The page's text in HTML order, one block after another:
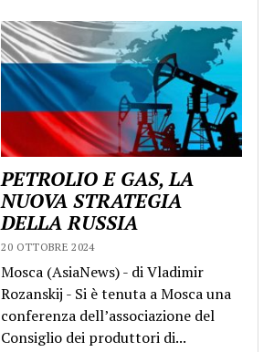
PETROLIO E GAS, LA
NUOVA STRATEGIA
DELLA RUSSIA
20 OTTOBRE 2024
Mosca (AsiaNews) - di Vladimir
Rozanskij - Si è tenuta a Mosca una
conferenza dell’associazione del
Consiglio dei produttori di...